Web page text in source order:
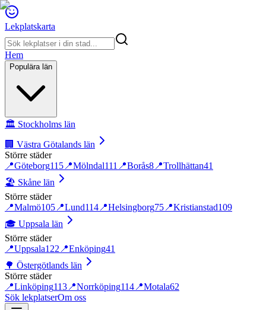
Lekplatskarta
Hem
Populära län
🏛️ Stockholms län
🏢 Västra Götalands län
Större städer
📍Göteborg115 📍Mölndal111 📍Borås8 📍Trollhättan41
🏖️ Skåne län
Större städer
📍Malmö105 📍Lund114 📍Helsingborg75 📍Kristianstad109
🎓 Uppsala län
Större städer
📍Uppsala122 📍Enköping41
🌳 Östergötlands län
Större städer
📍Linköping113 📍Norrköping114 📍Motala62
Sök lekplatserOm oss